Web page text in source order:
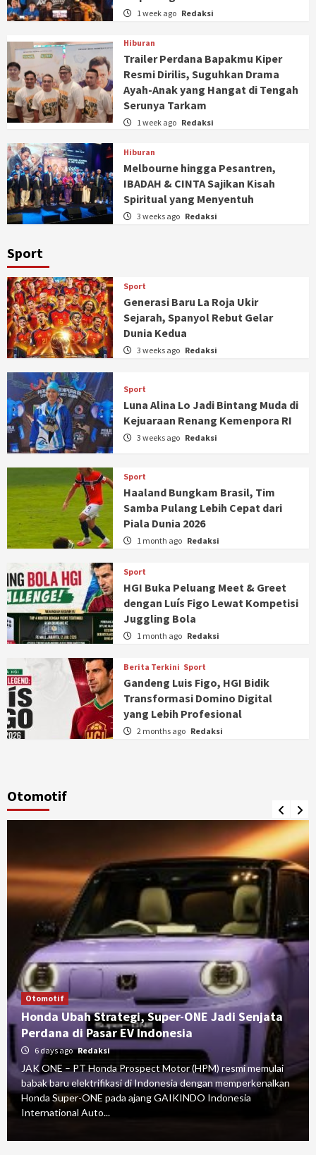
1 week ago Redaksi
Hiburan
Trailer Perdana Bapakmu Kiper
Resmi Dirilis, Suguhkan Drama
Ayah-Anak yang Hangat di Tengah
Serunya Tarkam
1 week ago Redaksi
Hiburan
Melbourne hingga Pesantren,
IBADAH & CINTA Sajikan Kisah
Spiritual yang Menyentuh
3 weeks ago Redaksi
Sport
Sport
Generasi Baru La Roja Ukir
Sejarah, Spanyol Rebut Gelar
Dunia Kedua
3 weeks ago Redaksi
Sport
Luna Alina Lo Jadi Bintang Muda di
Kejuaraan Renang Kemenpora RI
3 weeks ago Redaksi
Sport
Haaland Bungkam Brasil, Tim
Samba Pulang Lebih Cepat dari
Piala Dunia 2026
1 month ago Redaksi
Sport
HGI Buka Peluang Meet & Greet
dengan Luís Figo Lewat Kompetisi
Juggling Bola
1 month ago Redaksi
Berita Terkini Sport
Gandeng Luis Figo, HGI Bidik
Transformasi Domino Digital
yang Lebih Profesional
2 months ago Redaksi
Otomotif
Otomotif
Honda Ubah Strategi, Super-ONE Jadi Senjata
Perdana di Pasar EV Indonesia
6 days ago Redaksi
JAK ONE – PT Honda Prospect Motor (HPM) resmi memulai
babak baru elektrifikasi di Indonesia dengan memperkenalkan
Honda Super-ONE pada ajang GAIKINDO Indonesia
International Auto...